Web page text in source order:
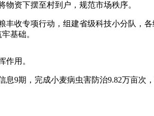
资下摆至村到户，规范市场秩序。
专项行动，组建省级科技小分队，各
基础。
作用。
期，完成小麦病虫害防治9.82万亩次